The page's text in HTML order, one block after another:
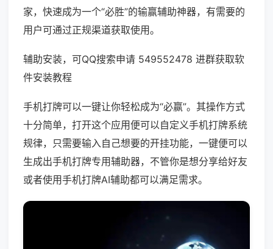
家，快速成为一个“必胜”的输赢辅助神器，有需要的
用户可通过正规渠道获取使用。
辅助安装，可QQ搜索申请 549552478 进群获取软
件安装教程
手机打牌可以一键让你轻松成为“必赢”。其操作方式
十分简单，打开这个应用便可以自定义手机打牌系统
规律，只需要输入自己想要的开挂功能，一键便可以
生成出手机打牌专用辅助器，不管你是想分享给好友
或者使用手机打牌AI辅助都可以满足需求。